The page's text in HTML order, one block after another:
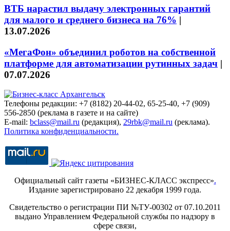
ВТБ нарастил выдачу электронных гарантий
для малого и среднего бизнеса на 76% |
13.07.2026
«МегаФон» объединил роботов на собственной
платформе для автоматизации рутинных задач |
07.07.2026
Телефоны редакции: +7 (8182) 20-44-02, 65-25-40, +7 (909)
556-2850 (реклама в газете и на сайте)
E-mail: bclass@mail.ru (редакция), 29rbk@mail.ru (реклама).
Политика конфиденциальности.
Официальный сайт газеты «БИЗНЕС-КЛАСС экспресс».
Издание зарегистрировано 22 декабря 1999 года.
Свидетельство о регистрации ПИ №ТУ-00302 от 07.10.2011
выдано Управлением Федеральной службы по надзору в
сфере связи,